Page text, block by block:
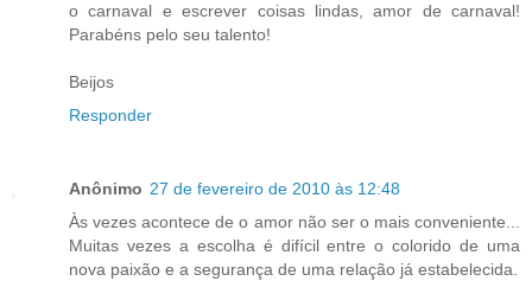
o carnaval e escrever coisas lindas, amor de carnaval!
Parabéns pelo seu talento!
Beijos
Responder
Anônimo 27 de fevereiro de 2010 às 12:48
Às vezes acontece de o amor não ser o mais conveniente...
Muitas vezes a escolha é difícil entre o colorido de uma
nova paixão e a segurança de uma relação já estabelecida.